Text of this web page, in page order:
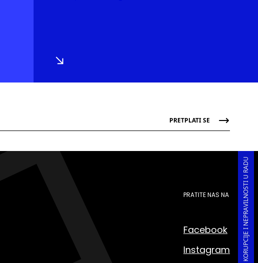
PRETPLATI SE
PRIJAVA KORUPCIJE I NEPRAVILNOSTI U RADU
PRATITE NAS NA
Facebook
Instagram